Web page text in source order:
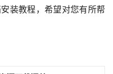
装教程，希望对您有所帮